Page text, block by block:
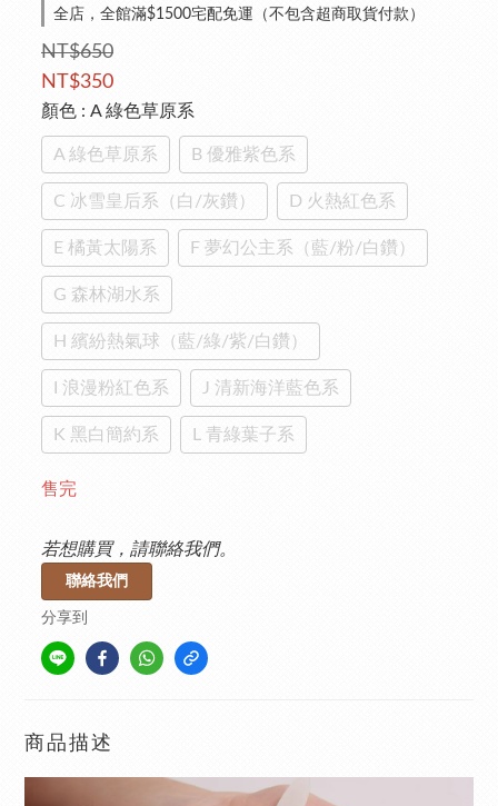
全店，全館滿$1500宅配免運（不包含超商取貨付款）
NT$650
NT$350
顏色 : A 綠色草原系
A 綠色草原系 B 優雅紫色系
C 冰雪皇后系（白/灰鑽） D 火熱紅色系
E 橘黃太陽系 F 夢幻公主系（藍/粉/白鑽）
G 森林湖水系
H 繽紛熱氣球（藍/綠/紫/白鑽）
I 浪漫粉紅色系 J 清新海洋藍色系
K 黑白簡約系 L 青綠葉子系
售完
若想購買，請聯絡我們。
聯絡我們
分享到
商品描述